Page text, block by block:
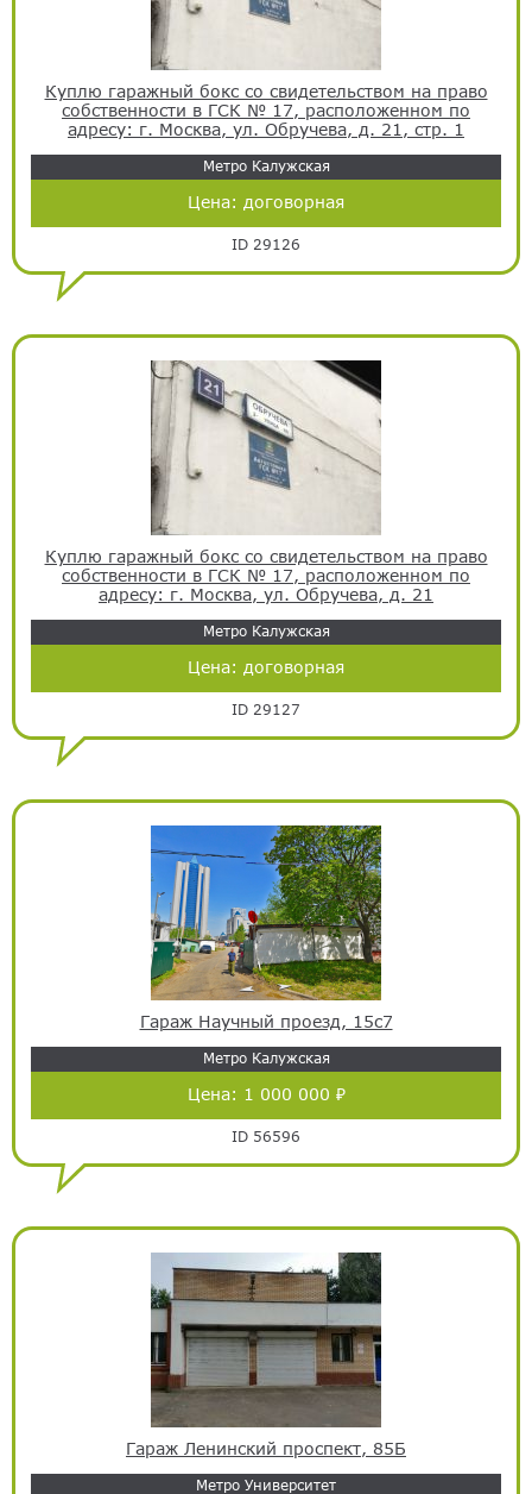
Куплю гаражный бокс со свидетельством на право
собственности в ГСК № 17, расположенном по
адресу: г. Москва, ул. Обручева, д. 21, стр. 1
Метро Калужская
Цена: договорная
ID 29126
Куплю гаражный бокс со свидетельством на право
собственности в ГСК № 17, расположенном по
адресу: г. Москва, ул. Обручева, д. 21
Метро Калужская
Цена: договорная
ID 29127
Гараж Научный проезд, 15с7
Метро Калужская
Цена: 1 000 000 ₽
ID 56596
Гараж Ленинский проспект, 85Б
Метро Университет